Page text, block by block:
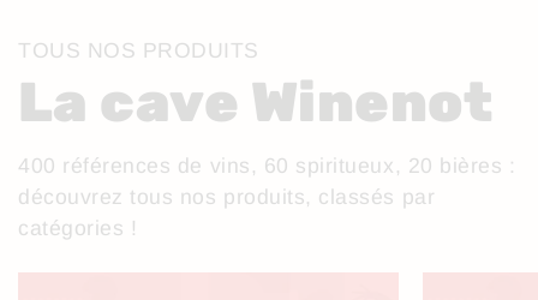
TOUS NOS PRODUITS
La cave Winenot
400 références de vins, 60 spiritueux, 20 bières :
découvrez tous nos produits, classés par
catégories !